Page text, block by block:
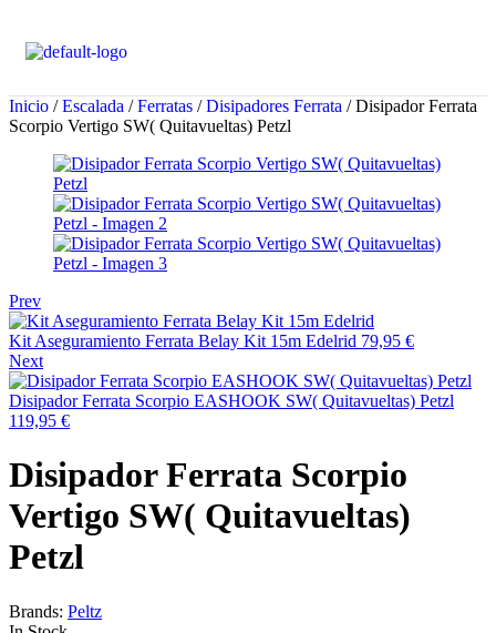
Inicio /Escalada /Ferratas /Disipadores Ferrata / Disipador Ferrata
Scorpio Vertigo SW( Quitavueltas) Petzl
Prev
Kit Aseguramiento Ferrata Belay Kit 15m Edelrid 79,95 €
Next
Disipador Ferrata Scorpio EASHOOK SW( Quitavueltas) Petzl
119,95 €
Disipador Ferrata Scorpio
Vertigo SW( Quitavueltas)
Petzl
Brands: Peltz